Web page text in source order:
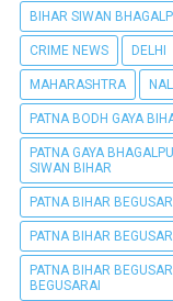
BIHAR SIWAN
CRIME NEWS DELHI
MAHARASHTRA
PATNA BODH GAYA
PATNA GAYA
SIWAN BIHAR
PATNA BIHAR
PATNA BIHAR
PATNA BIHAR
BEGUSARAI